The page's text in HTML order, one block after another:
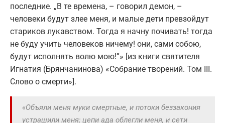
последние. „В те времена, – говорил демон, –
человеки будут злее меня, и малые дети превзойдут
стариков лукавством. Тогда я начну почивать! тогда
не буду учить человеков ничему! они, сами собою,
будут исполнять волю мою!”» [из книги святителя
Игнатия (Брянчанинова) «Собрание творений. Том III.
Слово о смерти»].
«Объяли меня муки смертные, и потоки беззакония
устрашили меня; цепи ада облегли меня, и сети